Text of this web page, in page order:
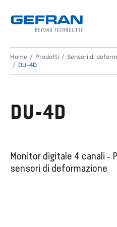
Home Prodotti Sensori di
DU-4D
DU-4D
Monitor digitale 4 canali -
sensori di deformazione